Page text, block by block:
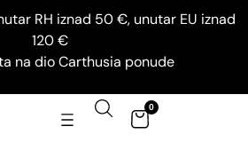
RH iznad 50 €, unutar EU iznad
120 €
na dio Carthusia ponude
0